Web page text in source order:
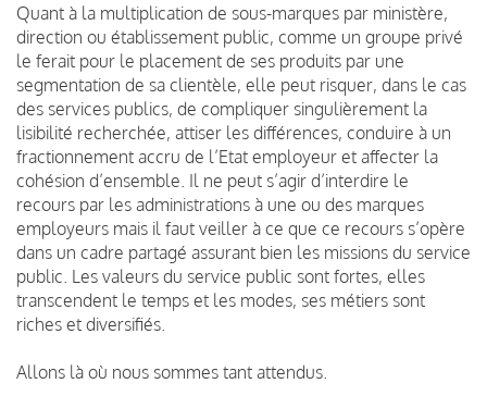
Quant à la multiplication de sous-marques par ministère,
direction ou établissement public, comme un groupe privé
le ferait pour le placement de ses produits par une
segmentation de sa clientèle, elle peut risquer, dans le cas
des services publics, de compliquer singulièrement la
lisibilité recherchée, attiser les différences, conduire à un
fractionnement accru de l’Etat employeur et affecter la
cohésion d’ensemble. Il ne peut s’agir d’interdire le
recours par les administrations à une ou des marques
employeurs mais il faut veiller à ce que ce recours s’opère
dans un cadre partagé assurant bien les missions du service
public. Les valeurs du service public sont fortes, elles
transcendent le temps et les modes, ses métiers sont
riches et diversifiés.
Allons là où nous sommes tant attendus.